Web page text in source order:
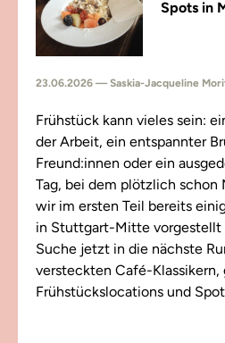
Spots in
23.06.2026 — Saskia-Jacqueline
Frühstück kann vieles sein:
der Arbeit, ein entspannter
Freund:innen oder ein
Tag, bei dem plötzlich schon
wir im ersten Teil bereits
in Stuttgart-Mitte vorgestellt
Suche jetzt in die nächste
versteckten Café-Klassikern,
Frühstückslocations und